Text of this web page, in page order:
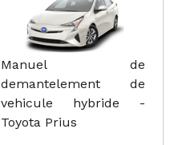
Manuel de
demantelement de
vehicule hybride -
Toyota Prius